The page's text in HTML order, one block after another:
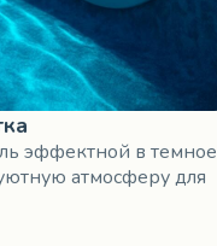
эффектной в темное
атмосферу для